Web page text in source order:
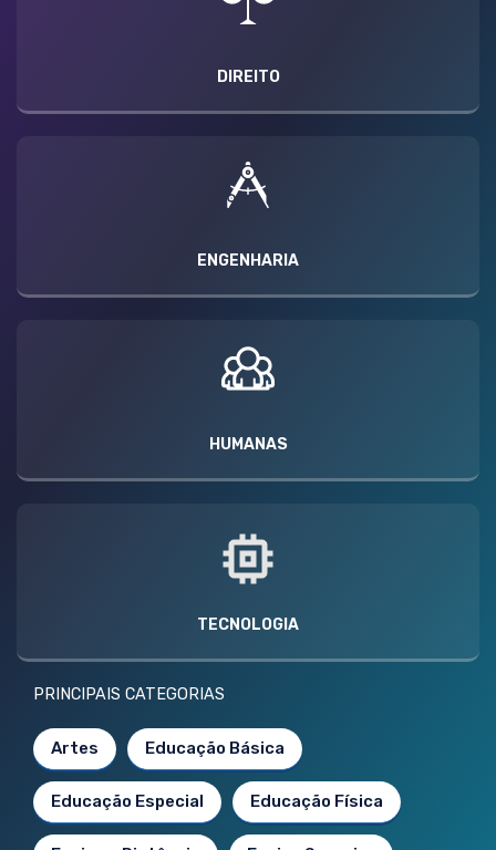
DIREITO
ENGENHARIA
HUMANAS
TECNOLOGIA
PRINCIPAIS CATEGORIAS
Artes Educação Básica
Educação Especial Educação Física